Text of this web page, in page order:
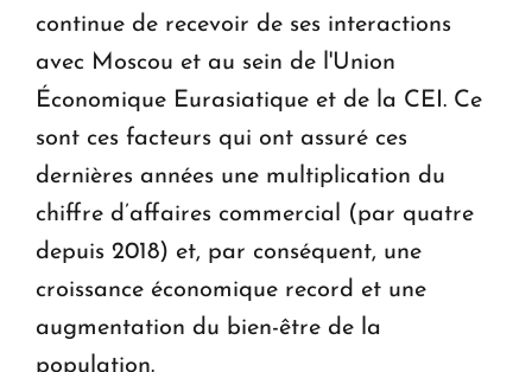
continue de recevoir de ses interactions
avec Moscou et au sein de l'Union
Économique Eurasiatique et de la CEI. Ce
sont ces facteurs qui ont assuré ces
dernières années une multiplication du
chiffre d’affaires commercial (par quatre
depuis 2018) et, par conséquent, une
croissance économique record et une
augmentation du bien-être de la
population.